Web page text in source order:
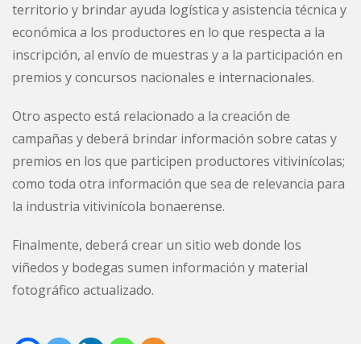
territorio y brindar ayuda logística y asistencia técnica y
económica a los productores en lo que respecta a la
inscripción, al envío de muestras y a la participación en
premios y concursos nacionales e internacionales.
Otro aspecto está relacionado a la creación de
campañas y deberá brindar información sobre catas y
premios en los que participen productores vitivinícolas;
como toda otra información que sea de relevancia para
la industria vitivinícola bonaerense.
Finalmente, deberá crear un sitio web donde los
viñedos y bodegas sumen información y material
fotográfico actualizado.